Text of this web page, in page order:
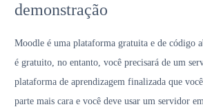
demonstração
Moodle é uma plataforma gratuita e de código
é gratuito, no entanto, você precisará de um
plataforma de aprendizagem finalizada que
parte mais cara e você deve usar um servidor